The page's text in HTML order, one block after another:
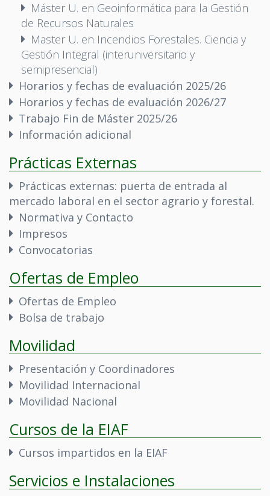
Máster U. en Geoinformática para la Gestión
de Recursos Naturales
Master U. en Incendios Forestales. Ciencia y
Gestión Integral (interuniversitario y
semipresencial)
Horarios y fechas de evaluación 2025/26
Horarios y fechas de evaluación 2026/27
Trabajo Fin de Máster 2025/26
Información adicional
Prácticas Externas
Prácticas externas: puerta de entrada al
mercado laboral en el sector agrario y forestal.
Normativa y Contacto
Impresos
Convocatorias
Ofertas de Empleo
Ofertas de Empleo
Bolsa de trabajo
Movilidad
Presentación y Coordinadores
Movilidad Internacional
Movilidad Nacional
Cursos de la EIAF
Cursos impartidos en la EIAF
Servicios e Instalaciones